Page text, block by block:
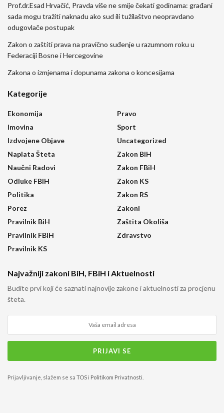
Prof.dr.Esad Hrvačić, Pravda više ne smije čekati godinama: građani
sada mogu tražiti naknadu ako sud ili tužilaštvo neopravdano
odugovlače postupak
Zakon o zaštiti prava na pravično suđenje u razumnom roku u
Federaciji Bosne i Hercegovine
Zakona o izmjenama i dopunama zakona o koncesijama
Kategorije
Ekonomija
Imovina
Izdvojene Objave
Naplata Šteta
Naučni Radovi
Odluke FBIH
Politika
Porez
Pravilnik BiH
Pravilnik FBiH
Pravilnik KS
Pravo
Sport
Uncategorized
Zakon BiH
Zakon FBiH
Zakon KS
Zakon RS
Zakoni
Zaštita Okoliša
Zdravstvo
Najvažniji zakoni BiH, FBiH i Aktuelnosti
Budite prvi koji će saznati najnovije zakone i aktuelnosti za procjenu
šteta.
Prijavljivanje, slažem se sa TOSi Politikom Privatnosti